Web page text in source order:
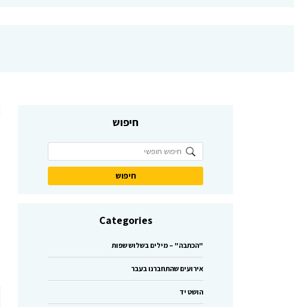
חיפוש
Categories
"הכתבה" – מילים בשלוש שפות
אירועים שהתחברנו בעבר
הושט יד